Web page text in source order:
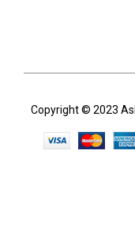
Copyright © 2023